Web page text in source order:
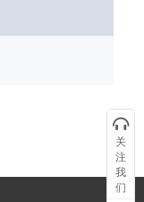
关
注
我
们